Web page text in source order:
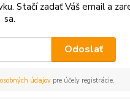
Stačí zadať Váš email a
sa.
Odoslať
údajov pre účely registrácie.